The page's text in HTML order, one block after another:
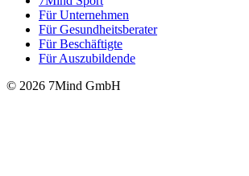
Für Unter­neh­men
Für Gesund­heits­be­ra­ter
Für Beschäftigte
Für Auszubildende
© 2026 7Mind GmbH